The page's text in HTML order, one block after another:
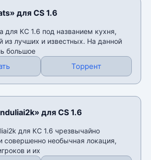
для CS 1.6
для КС 1.6 под названием кухня,
из лучших и известных. На данной
большое
Торрент
для CS 1.6
для КС 1.6 чрезвычайно
совершенно необычная локация,
и их